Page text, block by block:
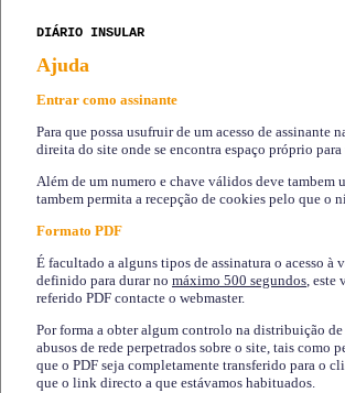
DIÁRIO INSULAR
Ajuda
Entrar como assinante
Para que possa usufruir de um acesso de
direita do site onde se encontra espaço próprio
Além de um numero e chave válidos deve
tambem permita a recepção de cookies pelo que o
Formato PDF
É facultado a alguns tipos de assinatura o acesso à
definido para durar no máximo 500 segundos, este
referido PDF contacte o webmaster.
Por forma a obter algum controlo na distribuição de
abusos de rede perpetrados sobre o site, tais como
que o PDF seja completamente transferido para o
que o link directo a que estávamos habituados.